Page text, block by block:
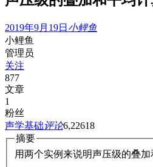
2019年9月19日 小鲤鱼
小鲤鱼
管理员
关注
877
文章
1
粉丝
声学基础评论6,22618
摘要
用两个实例来说明声压级的叠加